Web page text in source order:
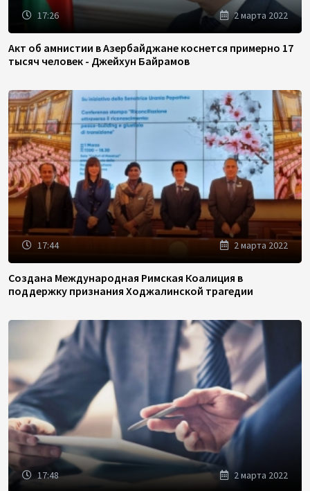
17:26 2 марта 2022
Акт об амнистии в Азербайджане коснется примерно 17
тысяч человек - Джейхун Байрамов
17:44 2 марта 2022
Создана Международная Римская Коалиция в
поддержку признания Ходжалинской трагедии
17:48 2 марта 2022